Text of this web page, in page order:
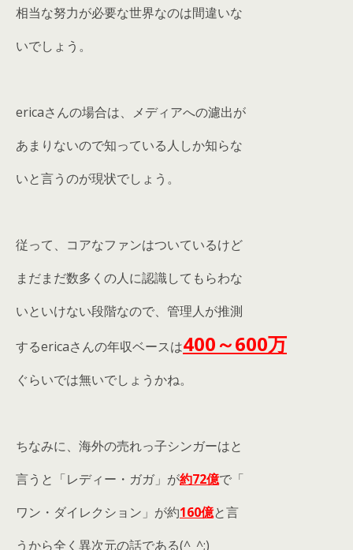
相当な努力が必要な世界なのは間違いな
いでしょう。
ericaさんの場合は、メディアへの濾出が
あまりないので知っている人しか知らな
いと言うのが現状でしょう。
従って、コアなファンはついているけど
まだまだ数多くの人に認識してもらわな
いといけない段階なので、管理人が推測
するericaさんの年収ベースは400～600万
ぐらいでは無いでしょうかね。
ちなみに、海外の売れっ子シンガーはと
言うと「レディー・ガガ」が約72億で「
ワン・ダイレクション」が約160億と言
うから全く異次元の話である(^_^;)